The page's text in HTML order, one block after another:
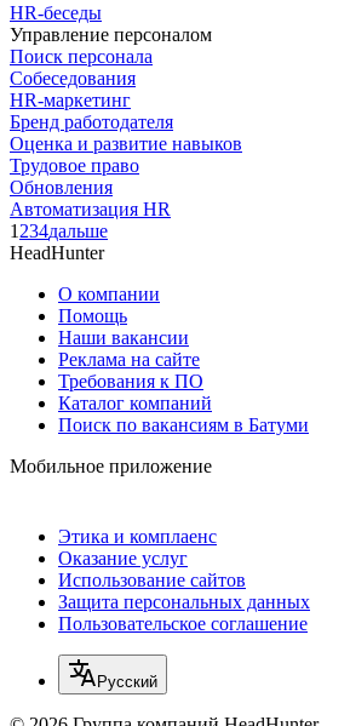
HR-беседы
Управление персоналом
Поиск персонала
Собеседования
HR-маркетинг
Бренд работодателя
Оценка и развитие навыков
Трудовое право
Обновления
Автоматизация HR
1 234дальше
HeadHunter
О компании
Помощь
Наши вакансии
Реклама на сайте
Требования к ПО
Каталог компаний
Поиск по вакансиям в Батуми
Мобильное приложение
Этика и комплаенс
Оказание услуг
Использование сайтов
Защита персональных данных
Пользовательское соглашение
Русский